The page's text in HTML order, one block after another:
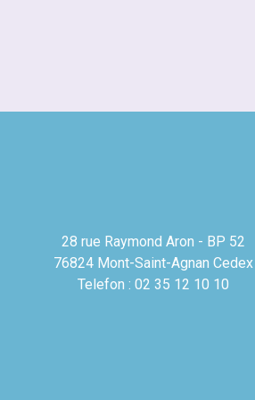
28 rue Raymond Aron - BP 52
76824 Mont-Saint-Agnan Cedex
Telefon : 02 35 12 10 10